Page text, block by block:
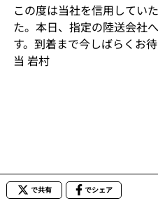
この度は当社を信用してい
た。本日、指定の陸送会社
す。到着まで今しばらくお
当 岩村
で共有 でシェア